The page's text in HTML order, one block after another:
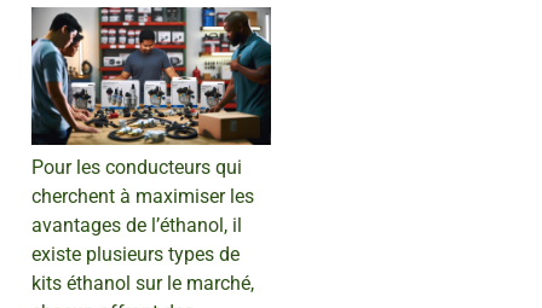
Pour les conducteurs qui
cherchent à maximiser les
avantages de l’éthanol, il
existe plusieurs types de
kits éthanol sur le marché,